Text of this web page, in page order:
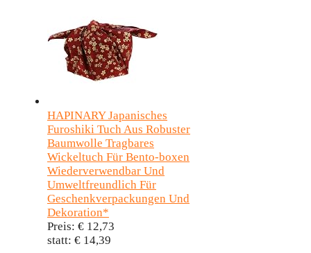
HAPINARY Japanisches
Furoshiki Tuch Aus Robuster
Baumwolle Tragbares
Wickeltuch Für Bento-boxen
Wiederverwendbar Und
Umweltfreundlich Für
Geschenkverpackungen Und
Dekoration*
Preis: € 12,73
statt: € 14,39